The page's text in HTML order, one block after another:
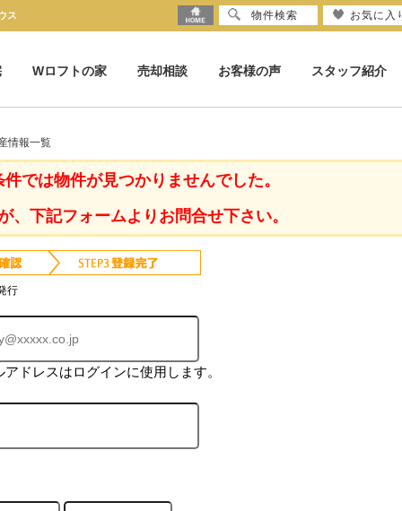
ス
Wロフトの家 売却相談 お客様の声 スタッフ紹介
情報一覧
では物件が見つかりませんでした。
、下記フォームよりお問合せ下さい。
行
ドレスはログインに使用します。
物件検索 お気に入